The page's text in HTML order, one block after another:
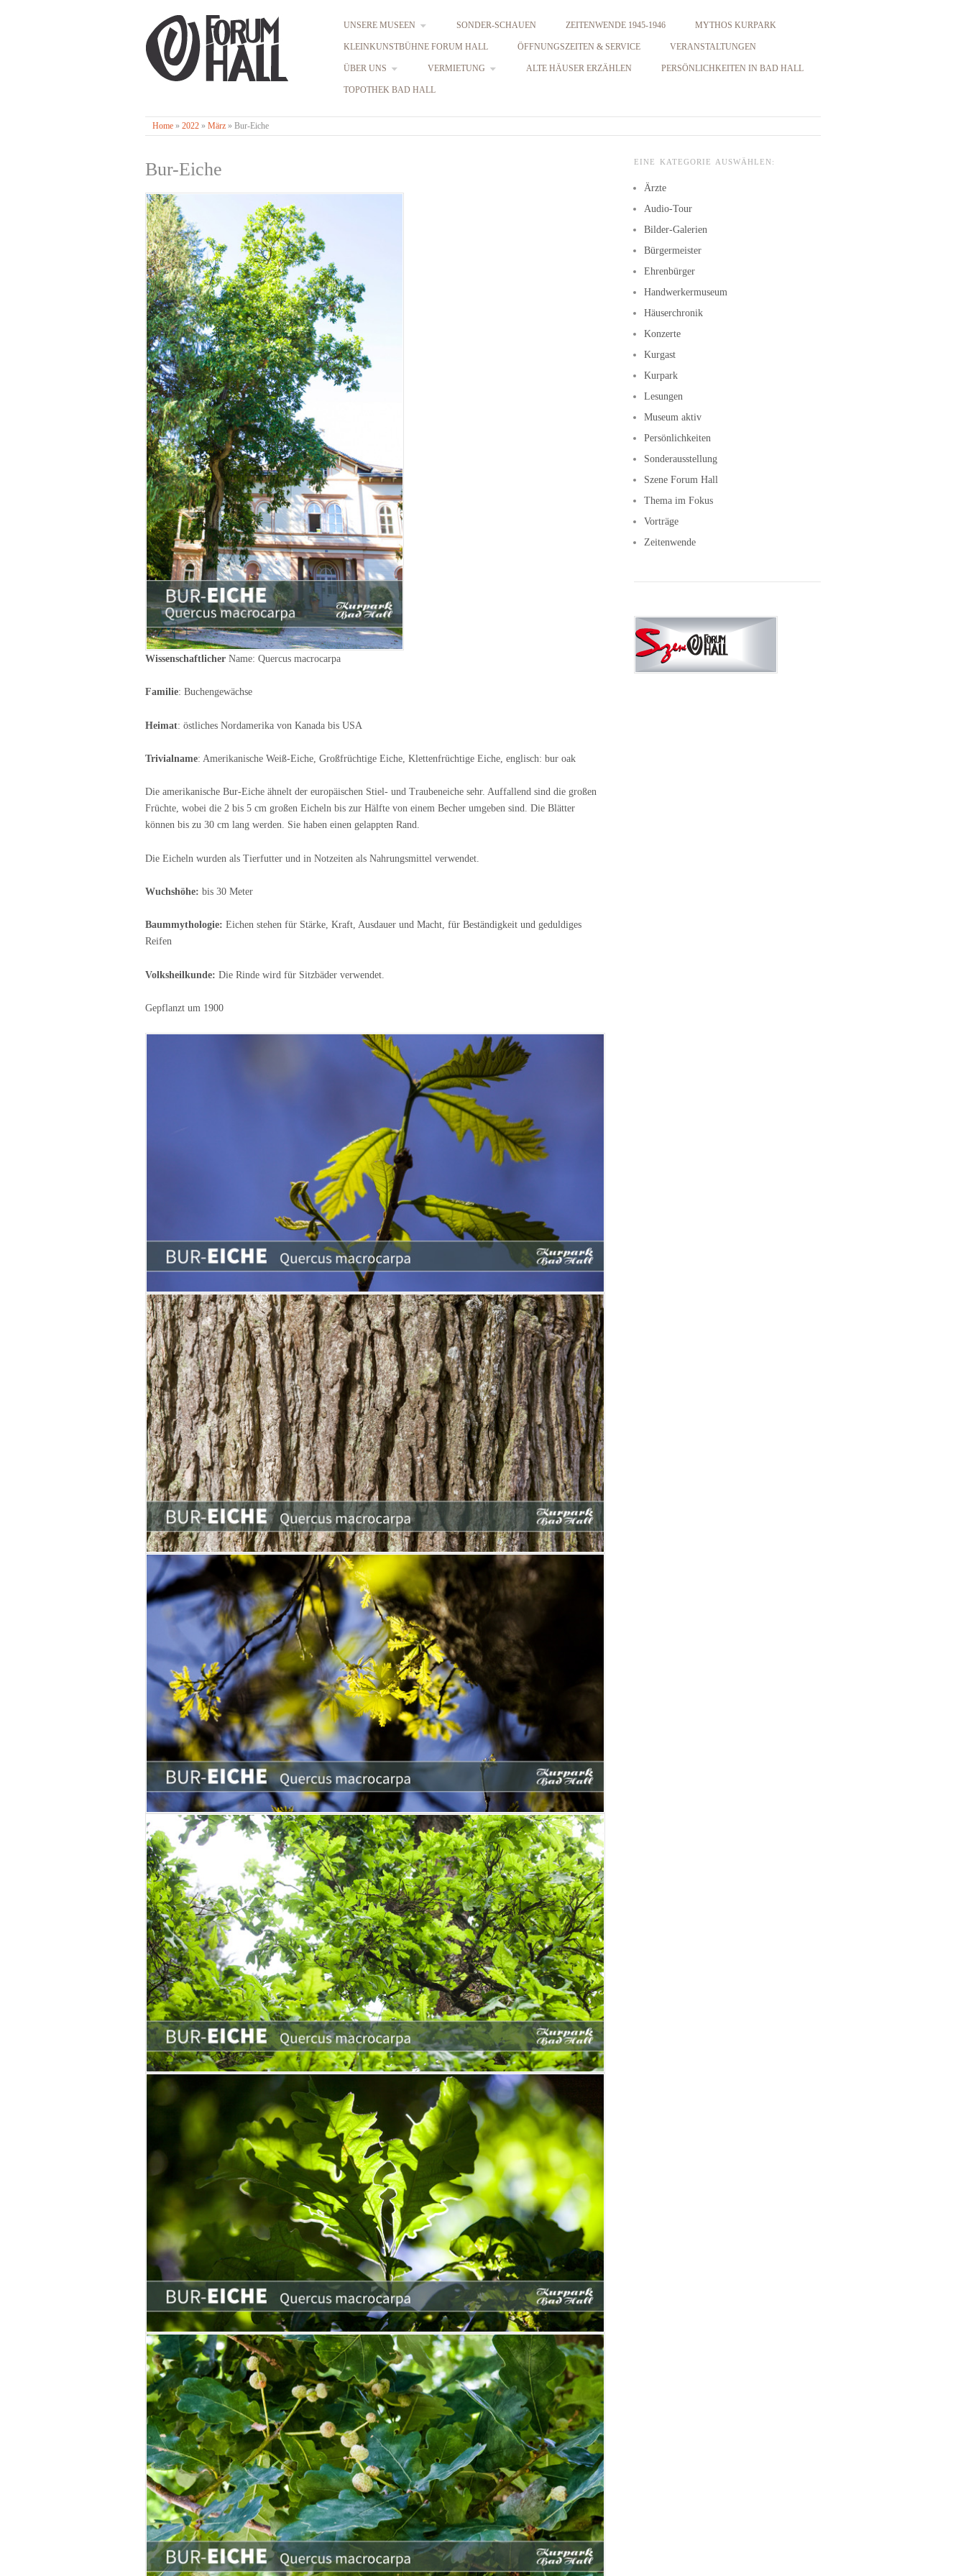
UNSERE MUSEEN SONDER-SCHAUEN ZEITENWENDE 1945-1946 MYTHOS KURPARK
KLEINKUNSTBÜHNE FORUM HALL ÖFFNUNGSZEITEN & SERVICE VERANSTALTUNGEN
ÜBER UNS VERMIETUNG ALTE HÄUSER ERZÄHLEN PERSÖNLICHKEITEN IN BAD HALL
TOPOTHEK BAD HALL
Home » 2022 » März » Bur-Eiche
Bur-Eiche
Wissenschaftlicher Name: Quercus macrocarpa
Familie: Buchengewächse
Heimat: östliches Nordamerika von Kanada bis USA
Trivialname: Amerikanische Weiß-Eiche, Großfrüchtige Eiche, Klettenfrüchtige Eiche, englisch: bur oak
Die amerikanische Bur-Eiche ähnelt der europäischen Stiel- und Traubeneiche sehr. Auffallend sind die großen
Früchte, wobei die 2 bis 5 cm großen Eicheln bis zur Hälfte von einem Becher umgeben sind. Die Blätter
können bis zu 30 cm lang werden. Sie haben einen gelappten Rand.
Die Eicheln wurden als Tierfutter und in Notzeiten als Nahrungsmittel verwendet.
Wuchshöhe: bis 30 Meter
Baummythologie: Eichen stehen für Stärke, Kraft, Ausdauer und Macht, für Beständigkeit und geduldiges
Reifen
Volksheilkunde: Die Rinde wird für Sitzbäder verwendet.
Gepflanzt um 1900
EINE KATEGORIE AUSWÄHLEN:
Ärzte
Audio-Tour
Bilder-Galerien
Bürgermeister
Ehrenbürger
Handwerkermuseum
Häuserchronik
Konzerte
Kurgast
Kurpark
Lesungen
Museum aktiv
Persönlichkeiten
Sonderausstellung
Szene Forum Hall
Thema im Fokus
Vorträge
Zeitenwende